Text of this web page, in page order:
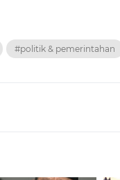
#politik & pemerintahan